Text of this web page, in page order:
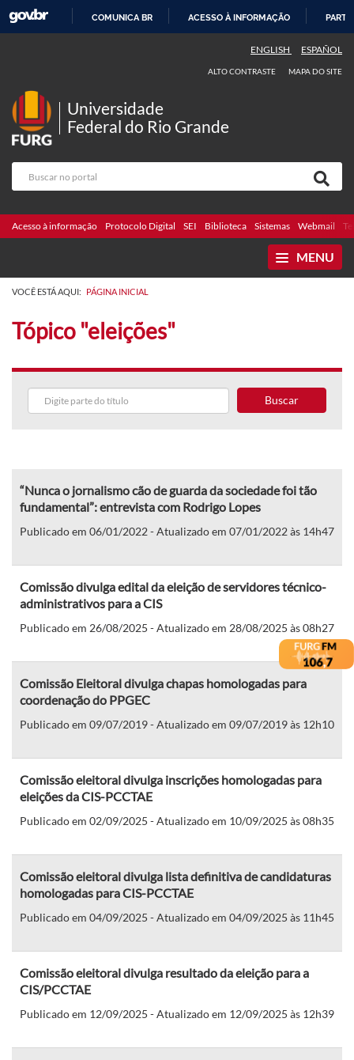
COMUNICA BR ACESSO À INFORMAÇÃO
ENGLISH ESPAÑOL
ALTO CONTRASTE MAPA DO SITE
Universidade
Federal do Rio Grande
Acesso à informação Protocolo Digital SEI Biblioteca Sistemas Webmail
MENU
VOCÊ ESTÁ AQUI: PÁGINA INICIAL
Tópico "eleições"
Buscar
“Nunca o jornalismo cão de guarda da sociedade foi tão
fundamental”: entrevista com Rodrigo Lopes
Publicado em 06/01/2022 - Atualizado em 07/01/2022 às 14h47
Comissão divulga edital da eleição de servidores técnico-
administrativos para a CIS
Publicado em 26/08/2025 - Atualizado em 28/08/2025 às 08h27
Comissão Eleitoral divulga chapas homologadas para
coordenação do PPGEC
Publicado em 09/07/2019 - Atualizado em 09/07/2019 às 12h10
Comissão eleitoral divulga inscrições homologadas para
eleições da CIS-PCCTAE
Publicado em 02/09/2025 - Atualizado em 10/09/2025 às 08h35
Comissão eleitoral divulga lista definitiva de candidaturas
homologadas para CIS-PCCTAE
Publicado em 04/09/2025 - Atualizado em 04/09/2025 às 11h45
Comissão eleitoral divulga resultado da eleição para a
CIS/PCCTAE
Publicado em 12/09/2025 - Atualizado em 12/09/2025 às 12h39